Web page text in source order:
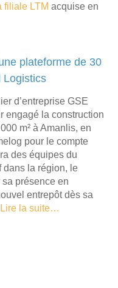
filiale LTM acquise en
plateforme de 30
Logistics
d’entreprise GSE
engagé la construction
m² à Amanlis, en
pour le compte
des équipes du
dans la région, le
présence en
entrepôt dès sa
Lire la suite…